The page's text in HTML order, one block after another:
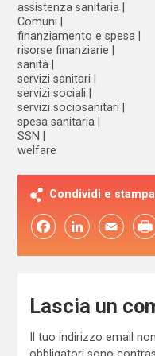
assistenza sanitaria
Comuni
finanziamento e spesa
risorse finanziarie
sanità
servizi sanitari
servizi sociali
servizi sociosanitari
spesa sanitaria
SSN
welfare
Condividi e stampa
FacebookLinkedIn Email
Lascia un
Il tuo indirizzo email
obbligatori sono